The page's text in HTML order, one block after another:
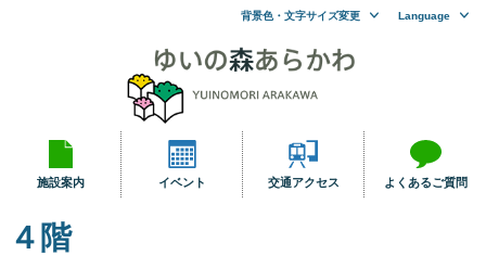
背景色・文字サイズ変更 Language
施設案内 イベント 交通アクセス よくあるご質問
４階